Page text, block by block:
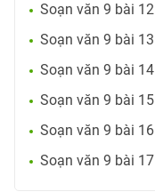
Soạn văn 9 bài 12
Soạn văn 9 bài 13
Soạn văn 9 bài 14
Soạn văn 9 bài 15
Soạn văn 9 bài 16
Soạn văn 9 bài 17